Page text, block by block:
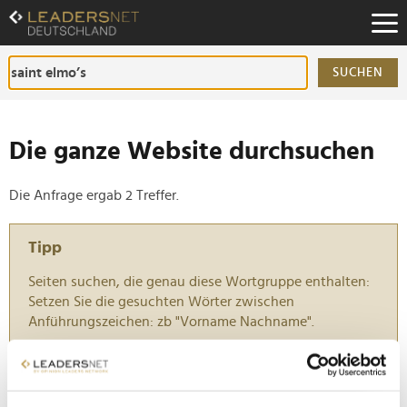
Zum
Inhalt
Zur
Fußzeilen-
Navigation
SUCHEN
Die ganze Website durchsuchen
Die Anfrage ergab 2 Treffer.
Tipp
Seiten suchen, die genau diese Wortgruppe enthalten:
Setzen Sie die gesuchten Wörter zwischen
Anführungszeichen: zb "Vorname Nachname".